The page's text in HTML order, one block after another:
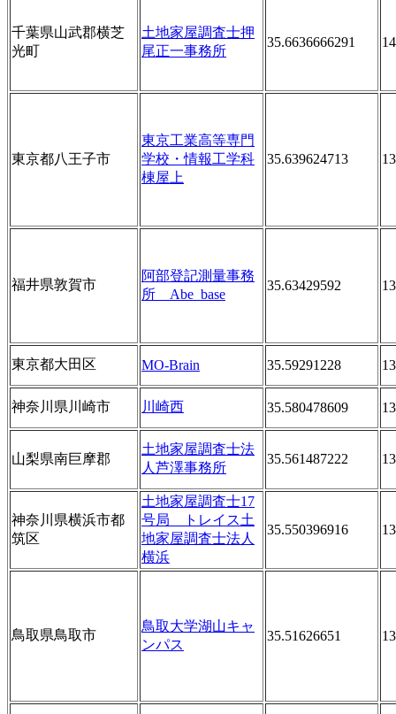
千葉県山武郡横芝
光町
土地家屋調査士押
尾正一事務所
35.6636666291
東京都八王子市
東京工業高等専門
学校・情報工学科
棟屋上
35.639624713
福井県敦賀市
阿部登記測量事務
所 Abe_base
35.63429592
東京都大田区 MO-Brain 35.59291228
神奈川県川崎市 川崎西 35.580478609
山梨県南巨摩郡
土地家屋調査士法
人芦澤事務所
35.561487222
神奈川県横浜市都
筑区
土地家屋調査士17
号局 トレイス土
地家屋調査士法人
横浜
35.550396916
鳥取県鳥取市
鳥取大学湖山キャ
ンパス
35.51626651